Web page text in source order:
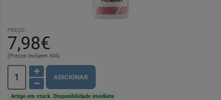
PREÇO:
7,98€
(Preços incluem IVA)
ADICIONAR
Artigo em stock. Disponibilidade imediata